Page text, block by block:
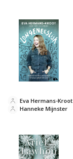
Hanneke Mijnster
Eva Hermans-Kroot